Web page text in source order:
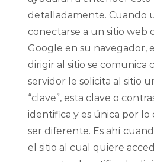
detalladamente. Cuando
conectarse a un sitio web
Google en su navegador,
dirigir al sitio se comunica
servidor le solicita al sitio
“clave”, esta clave o
identifica y es única por
ser diferente. Es ahí
el sitio al cual quiere